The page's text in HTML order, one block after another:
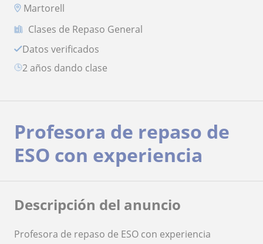
Martorell
Clases de Repaso General
Datos verificados
2 años dando clase
Profesora de repaso de
ESO con experiencia
Descripción del anuncio
Profesora de repaso de ESO con experiencia